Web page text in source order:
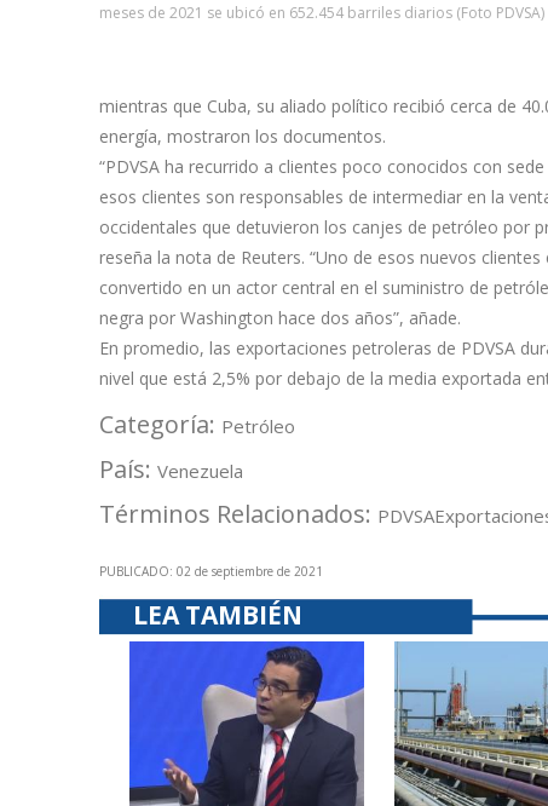
meses de 2021 se ubicó en 652.454 barriles diarios (Foto PDVSA)
mientras que Cuba, su aliado político recibió cerca de
energía, mostraron los documentos.
“PDVSA ha recurrido a clientes poco conocidos con
esos clientes son responsables de intermediar en la
occidentales que detuvieron los canjes de petróleo por
reseña la nota de Reuters. “Uno de esos nuevos
convertido en un actor central en el suministro de
negra por Washington hace dos años”, añade.
En promedio, las exportaciones petroleras de PDVSA
nivel que está 2,5% por debajo de la media exportada
Categoría: Petróleo
País: Venezuela
Términos Relacionados: PDVSA
PUBLICADO: 02 de septiembre de 2021
LEA TAMBIÉN